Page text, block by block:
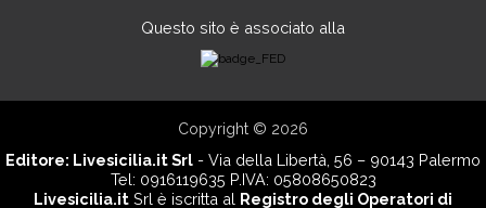
Questo sito è associato alla
Copyright © 2026
Editore: Livesicilia.it Srl - Via della Libertà, 56 – 90143 Palermo
Tel: 0916119635 P.IVA: 05808650823
Livesicilia.it Srl è iscritta al Registro degli Operatori di